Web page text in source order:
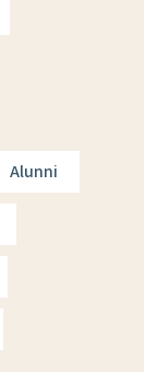
Alunni